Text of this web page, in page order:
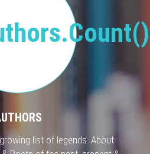
list of legends. About